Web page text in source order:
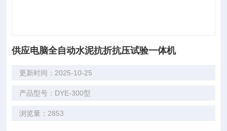
供应电脑全自动水泥抗折抗压试验一体机
更新时间：2025-10-25
产品型号：DYE-300型
浏览量：2853